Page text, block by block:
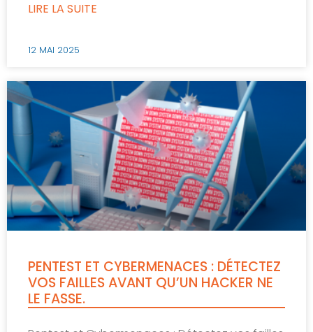
LIRE LA SUITE
12 MAI 2025
PENTEST ET CYBERMENACES : DÉTECTEZ
VOS FAILLES AVANT QU’UN HACKER NE
LE FASSE.